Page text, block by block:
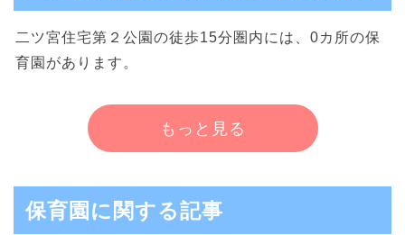
二ツ宮住宅第２公園の徒歩15分圏内には、0カ所の保
育園があります。
もっと見る
保育園に関する記事